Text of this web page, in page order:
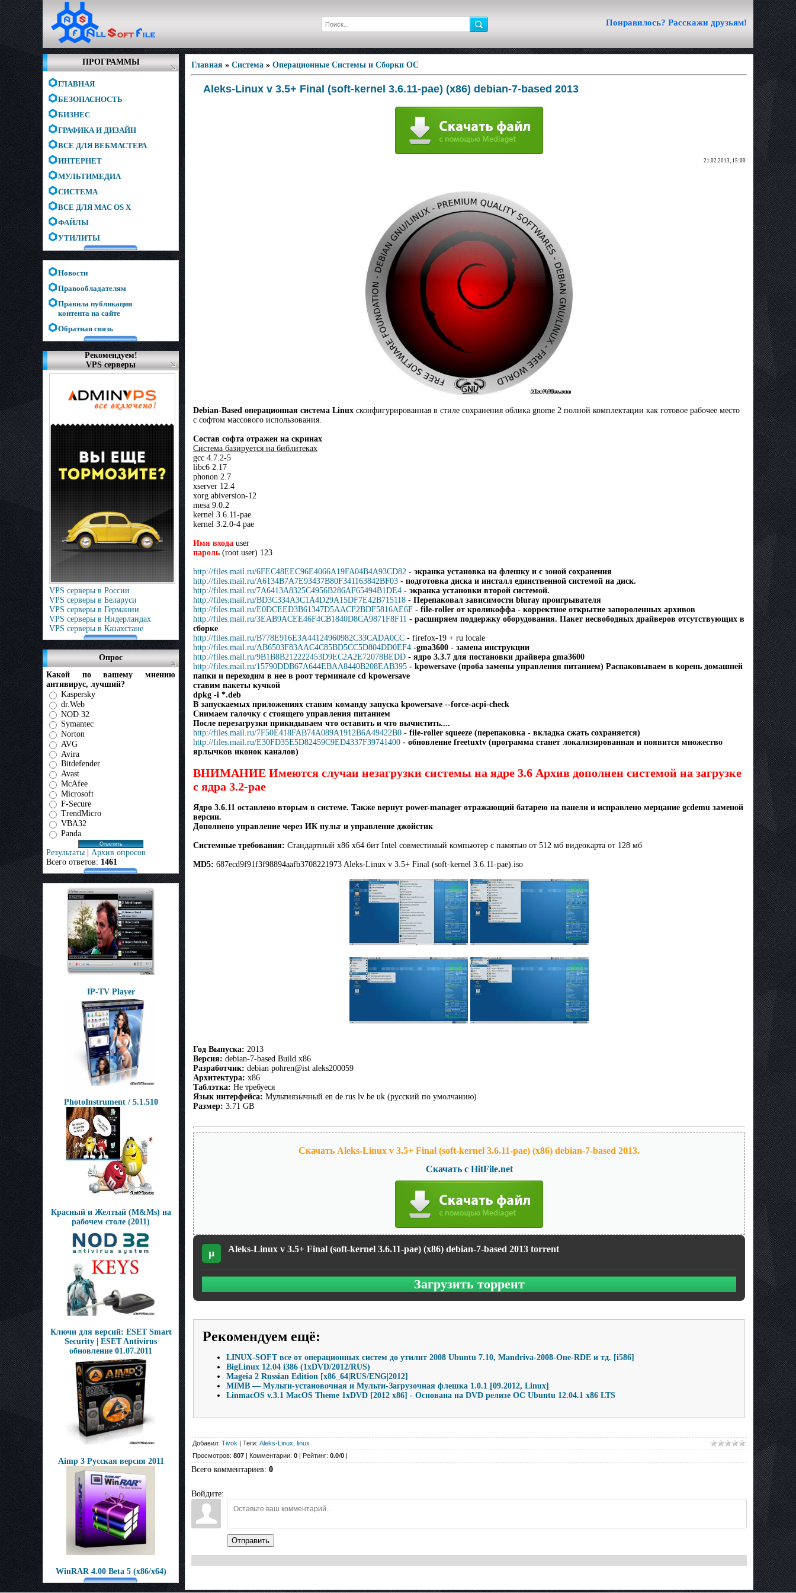
Понравилось? Расскажи друзьям!
ПРОГРАММЫ
ГЛАВНАЯ
БЕЗОПАСНОСТЬ
БИЗНЕС
ГРАФИКА И ДИЗАЙН
ВСЕ ДЛЯ ВЕБМАСТЕРА
ИНТЕРНЕТ
МУЛЬТИМЕДИА
СИСТЕМА
ВСЕ ДЛЯ MAC OS X
ФАЙЛЫ
УТИЛИТЫ
Новости
Правообладателям
Правила публикации
контента на сайте
Обратная связь
Рекомендуем!
VPS серверы
VPS серверы в России
VPS серверы в Беларуси
VPS серверы в Германии
VPS серверы в Нидерландах
VPS серверы в Казахстане
Опрос
Какой по вашему мнению
антивирус, лучший?
Kaspersky
dr.Web
NOD 32
Symantec
Norton
AVG
Avira
Bitdefender
Avast
McAfee
Microsoft
F-Secure
TrendMicro
VBA32
Panda
Результаты | Архив опросов
Всего ответов: 1461
IP-TV Player
PhotoInstrument / 5.1.510
Красный и Желтый (M&Ms) на
рабочем столе (2011)
Ключи для версий: ESET Smart
Security | ESET Antivirus
обновление 01.07.2011
Aimp 3 Русская версия 2011
WinRAR 4.00 Beta 5 (x86/x64)
Главная » Система » Операционные Системы и Сборки ОС
Aleks-Linux v 3.5+ Final (soft-kernel 3.6.11-pae) (x86) debian-7-based 2013
21.02.2013, 15:00
Debian-Based операционная система Linux сконфигурированная в стиле сохранения облика gnome 2 полной комплектации как готовое рабочее место
с софтом массового использования.
Состав софта отражен на скринах
Система базируется на библитеках
gcc 4.7.2-5
libc6 2.17
phonon 2.7
xserver 12.4
xorg abiversion-12
mesa 9.0.2
kernel 3.6.11-pae
kernel 3.2.0-4 pae
Имя входа user
пароль (root user) 123
http://files.mail.ru/6FEC48EEC96E4066A19FA04B4A93CD82 - экранка установка на флешку и с зоной сохранения
http://files.mail.ru/A6134B7A7E93437B80F341163842BF03 - подготовка диска и инсталл единственной системой на диск.
http://files.mail.ru/7A6413A8325C4956B286AF65494B1DE4 - экранка установки второй системой.
http://files.mail.ru/BD3C334A3C1A4D29A15DF7E42B715118 - Перепаковал зависимости bluray проигрывателя
http://files.mail.ru/E0DCEED3B61347D5AACF2BDF5816AE6F - file-roller от кроликоффа - корректное открытие запороленных архивов
http://files.mail.ru/3EAB9ACEE46F4CB1840D8CA9871F8F11 - расширяем поддержку оборудования. Пакет несвободных драйверов отсутствующих в
сборке
http://files.mail.ru/B778E916E3A44124960982C33CADA0CC - firefox-19 + ru locale
http://files.mail.ru/AB6503F83AAC4C85BD5CC5D804DD0EF4 -gma3600 - замена инструкции
http://files.mail.ru/9B1B8B212222453D9EC2A2E72078BEDD - ядро 3.3.7 для постановки драйвера gma3600
http://files.mail.ru/15790DDB67A644EBAA8440B208EAB395 - kpowersave (проба замены управления питанием) Распаковываем в корень домашней
папки и переходим в нее в роот терминале cd kpowersave
ставим пакеты кучкой
dpkg -i *.deb
В запускаемых приложениях ставим команду запуска kpowersave --force-acpi-check
Снимаем галочку с стоящего управления питанием
После перезагрузки прикидываем что оставить и что вычистить....
http://files.mail.ru/7F50E418FAB74A089A1912B6A49422B0 - file-roller squeeze (перепаковка - вкладка сжать сохраняется)
http://files.mail.ru/E30FD35E5D82459C9ED4337F39741400 - обновление freetuxtv (программа станет локализированная и появится множество
ярлычков иконок каналов)
ВНИМАНИЕ Имеются случаи незагрузки системы на ядре 3.6 Архив дополнен системой на загрузке
с ядра 3.2-рае
Ядро 3.6.11 оставлено вторым в системе. Также вернут power-manager отражающий батарею на панели и исправлено мерцание gcdemu заменой
версии.
Дополнено управление через ИК пульт и управление джойстик
Системные требования: Стандартный х86 х64 бит Intel совместимый компьютер с памятью от 512 мб видеокарта от 128 мб
MD5: 687ecd9f91f3f98894aafb3708221973 Aleks-Linux v 3.5+ Final (soft-kernel 3.6.11-pae).iso
Год Выпуска: 2013
Версия: debian-7-based Build x86
Разработчик: debian pohren@ist aleks200059
Архитектура: x86
Таблэтка: Не требуеся
Язык интерфейса: Мультиязычный en de rus lv be uk (русский по умолчанию)
Размер: 3.71 GB
Скачать Aleks-Linux v 3.5+ Final (soft-kernel 3.6.11-pae) (x86) debian-7-based 2013.
Скачать с HitFile.net
µ Aleks-Linux v 3.5+ Final (soft-kernel 3.6.11-pae) (x86) debian-7-based 2013 torrent
Загрузить торрент
Рекомендуем ещё:
LINUX-SOFT все от операционных систем до утилит 2008 Ubuntu 7.10, Mandriva-2008-One-RDE и тд. [i586]
BigLinux 12.04 i386 (1xDVD/2012/RUS)
Mageia 2 Russian Edition [x86_64|RUS/ENG|2012]
MIMB — Мульти-установочная и Мульти-Загрузочная флешка 1.0.1 [09.2012, Linux]
LinmacOS v.3.1 MacOS Theme 1xDVD [2012 x86] - Основана на DVD релизе ОС Ubuntu 12.04.1 x86 LTS
Добавил: Tivok | Теги: Aleks-Linux linux
Просмотров: 807 | Комментарии: 0 | Рейтинг: 0.0/0 |
Всего комментариев: 0
Войдите:
Отправить